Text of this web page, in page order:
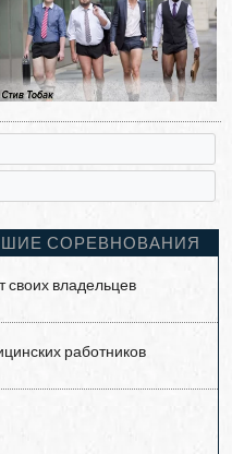
СОРЕВНОВАНИЯ
своих владельцев
работников